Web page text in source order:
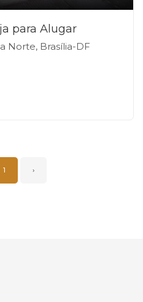
para Alugar
Norte, Brasília-DF
1 ›